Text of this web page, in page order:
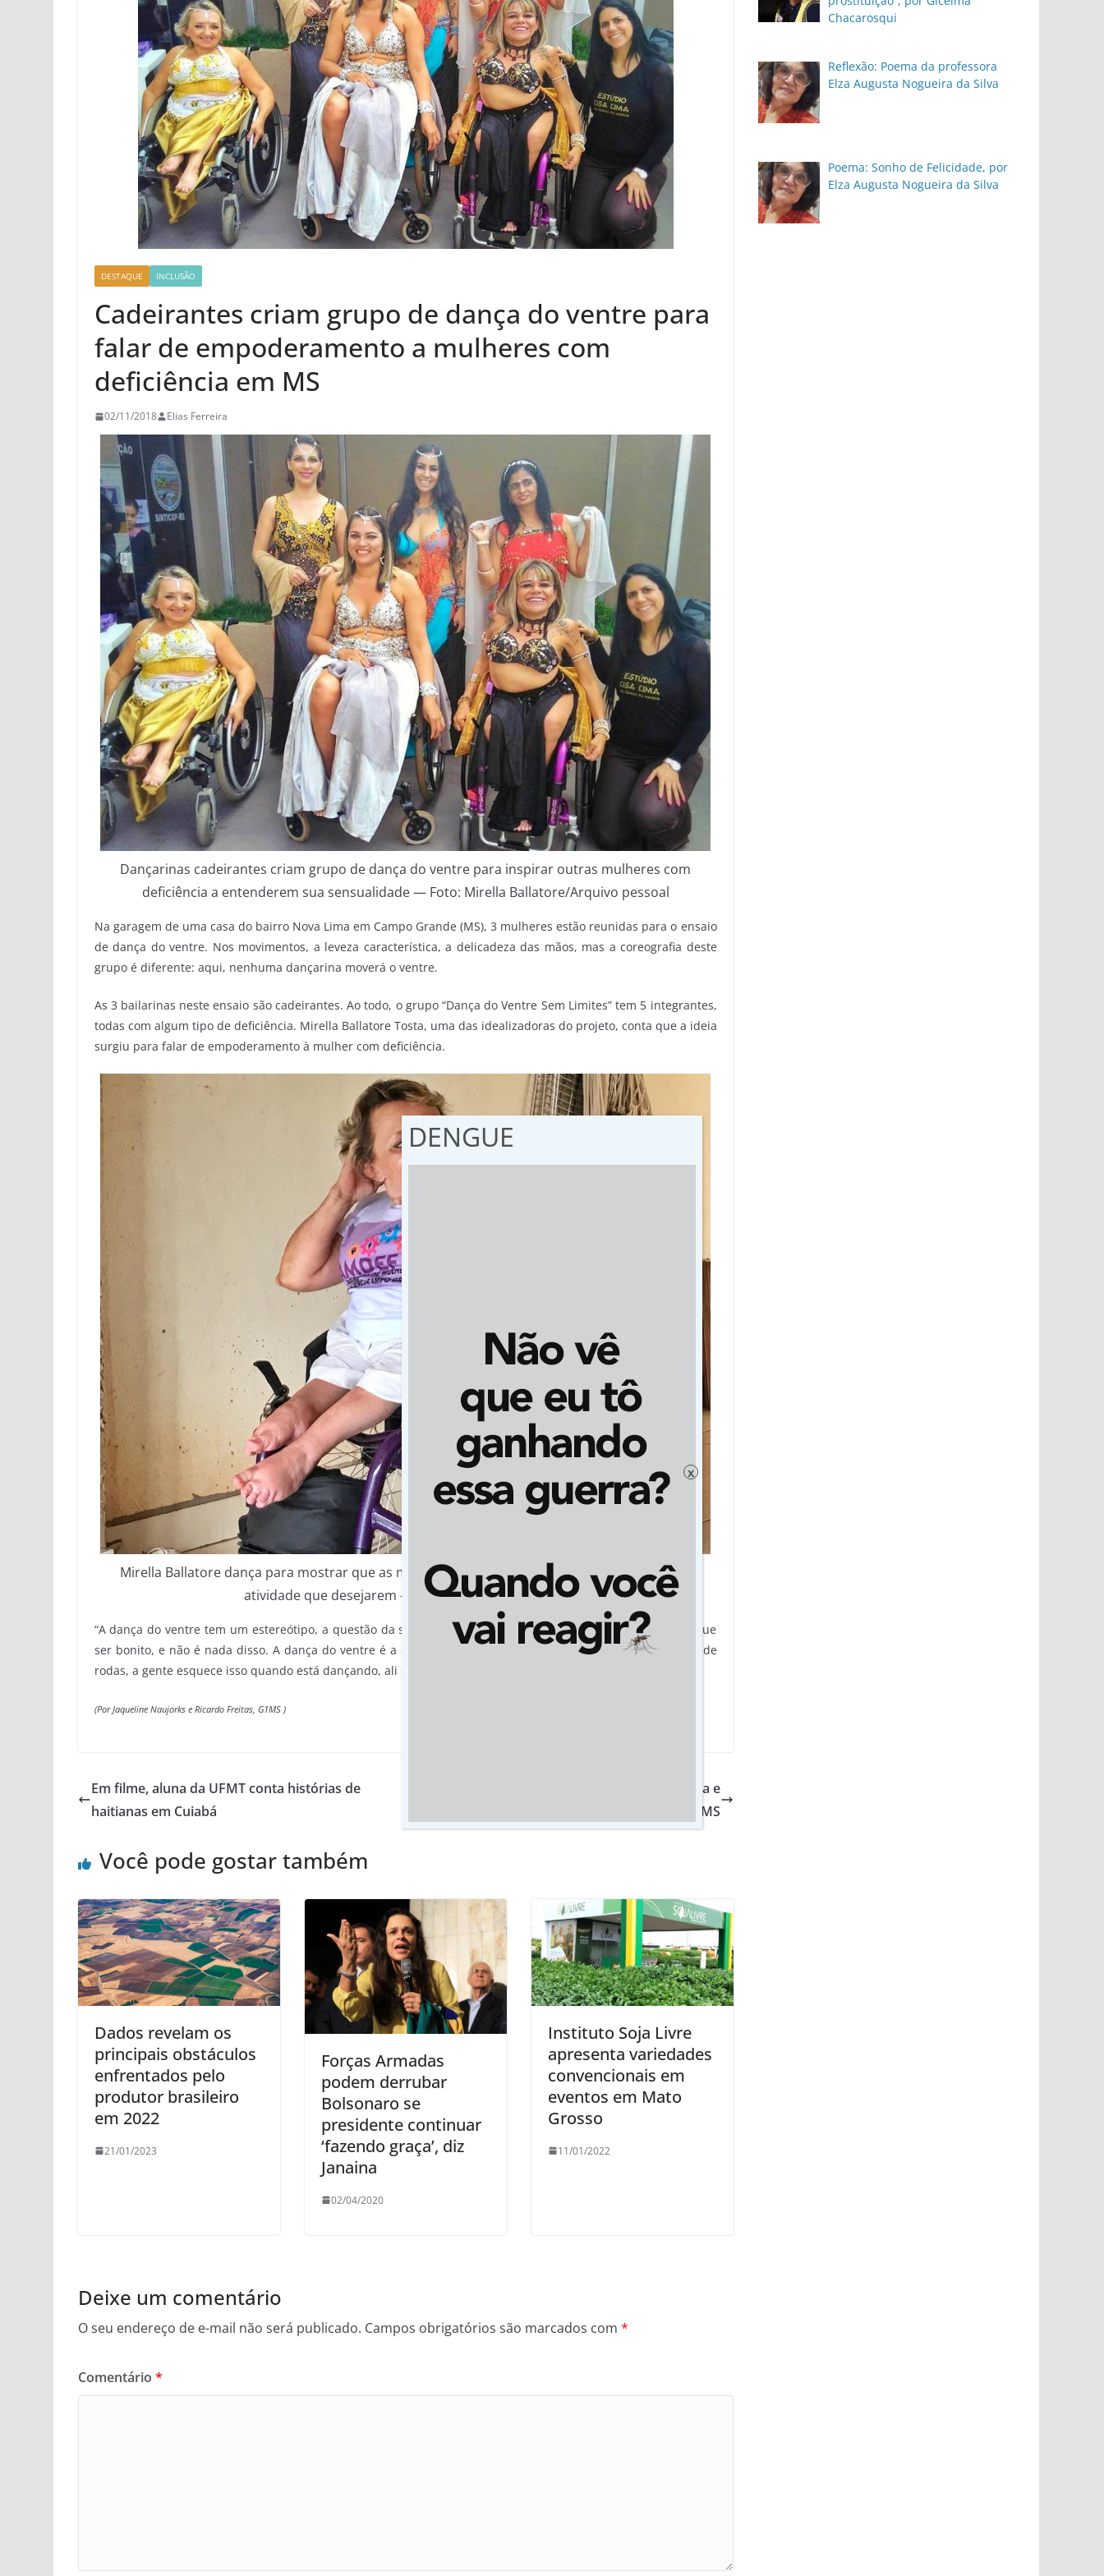
DESTAQUE INCLUSÃO
Cadeirantes criam grupo de dança do ventre para
falar de empoderamento a mulheres com
deficiência em MS
02/11/2018 Elias Ferreira
Dançarinas cadeirantes criam grupo de dança do ventre para inspirar outras mulheres com
deficiência a entenderem sua sensualidade — Foto: Mirella Ballatore/Arquivo pessoal
Na garagem de uma casa do bairro Nova Lima em Campo Grande (MS), 3 mulheres estão reunidas para o ensaio
de dança do ventre. Nos movimentos, a leveza característica, a delicadeza das mãos, mas a coreografia deste
grupo é diferente: aqui, nenhuma dançarina moverá o ventre.
As 3 bailarinas neste ensaio são cadeirantes. Ao todo, o grupo “Dança do Ventre Sem Limites” tem 5 integrantes,
todas com algum tipo de deficiência. Mirella Ballatore Tosta, uma das idealizadoras do projeto, conta que a ideia
surgiu para falar de empoderamento à mulher com deficiência.
Mirella Ballatore dança para mostrar que as mulheres com deficiência podem desenvolver a
atividade que desejarem — Foto: Jaqueline Naujorks
“A dança do ventre tem um estereótipo, a questão da sensualidade da mulher, de expor o corpo, que tem que
ser bonito, e não é nada disso. A dança do ventre é a dança da alma. Apesar de estarmos em uma cadeira de
rodas, a gente esquece isso quando está dançando, ali está nossa alma, livre”, relata.
(Por Jaqueline Naujorks e Ricardo Freitas, G1MS )
Em filme, aluna da UFMT conta histórias de
haitianas em Cuiabá
No MT, operação combate furto de energia e
recupera quase um milhão em ICMS
Você pode gostar também
Dados revelam os
principais obstáculos
enfrentados pelo
produtor brasileiro
em 2022
21/01/2023
Forças Armadas
podem derrubar
Bolsonaro se
presidente continuar
‘fazendo graça’, diz
Janaina
02/04/2020
Instituto Soja Livre
apresenta variedades
convencionais em
eventos em Mato
Grosso
11/01/2022
Deixe um comentário
O seu endereço de e-mail não será publicado. Campos obrigatórios são marcados com *
Comentário *
Chacarosqui
Reflexão: Poema da professora
Elza Augusta Nogueira da Silva
Poema: Sonho de Felicidade, por
Elza Augusta Nogueira da Silva
DENGUE
x